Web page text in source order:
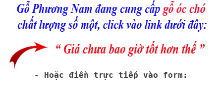
- Hoặc điền trực tiếp vào form: